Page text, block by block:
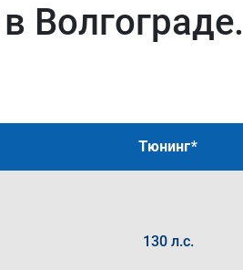
Волгограде.
Тюнинг*
130 л.с.